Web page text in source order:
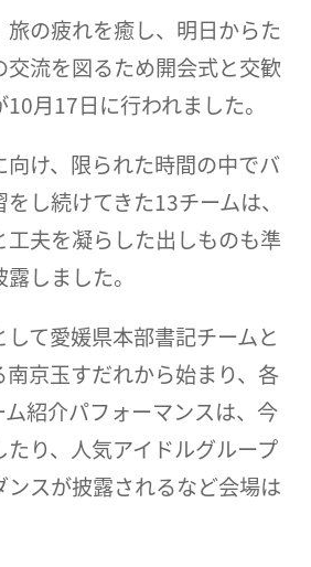
の疲れを癒し、明日からた
交流を図るため開会式と交歓
月17日に行われました。
け、限られた時間の中でバ
し続けてきた13チームは、
工夫を凝らした出しものも準
しました。
て愛媛県本部書記チームと
京玉すだれから始まり、各
紹介パフォーマンスは、今
り、人気アイドルグループ
スが披露されるなど会場は